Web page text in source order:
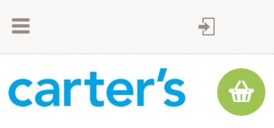
Как оплатить
Доставка товара